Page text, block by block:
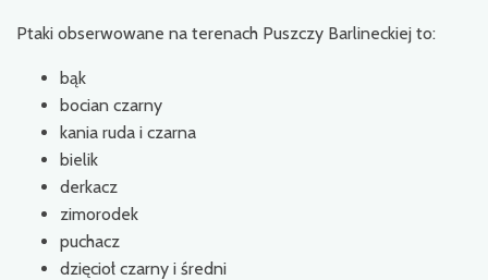
Ptaki obserwowane na terenach Puszczy Barlineckiej to:
bąk
bocian czarny
kania ruda i czarna
bielik
derkacz
zimorodek
puchacz
dzięcioł czarny i średni